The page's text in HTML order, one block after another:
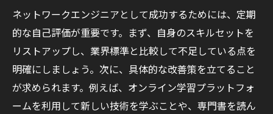
目標を設定し効果的に進める学習プラン
勉強の合間に取り入れる効率アップのテク
ニック
実務に役立つスキルの優先順位づけ
成功事例から学べるネットワークエンジニ
アの戦略
ネットワークエンジニアとして成功するためには、定期
的な自己評価が重要です。まず、自身のスキルセットを
リストアップし、業界標準と比較して不足している点を
明確にしましょう。次に、具体的な改善策を立てること
が求められます。例えば、オンライン学習プラットフォ
ームを利用して新しい技術を学ぶことや、専門書を読ん